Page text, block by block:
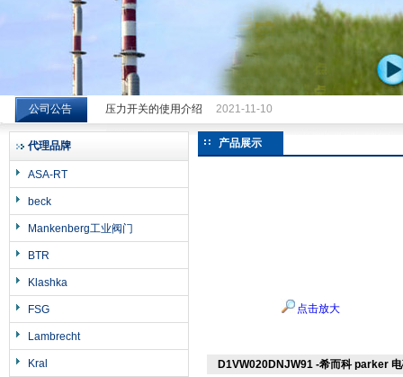
希而科工业控制设备（上海）有限公司
公司公告 压力开关的使用介绍 2021-11-10
代理品牌
ASA-RT
beck
Mankenberg工业阀门
BTR
Klashka
FSG
Lambrecht
Kral
产品展示
点击放大
D1VW020DNJW91 -希而科 parker